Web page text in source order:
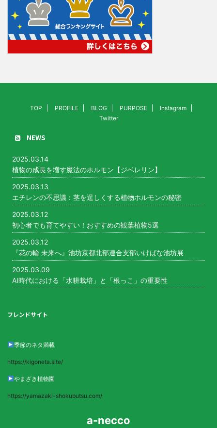
TOP PROFILE BLOG PURPOSE
Instagram
Twitter
NEWS
2025.03.14
植物の成長を増す魔法のホルモン【ジベレリン】
2025.03.13
エチレンの不思議：茎を逞しくする植物ホルモンの秘密
2025.03.12
初心者でも育てやすい！おすすめの観葉植物5選
2025.03.12
『花の輪 未来へ』池坊京都北部連合支部いけばな池坊展
2025.03.09
AI時代における「水耕栽培」と「根っこ」の重要性
フレンドサイト
季節のネタ満載
https://kigoneta.site/
やまざき植物園
https://yamazaki-shokubutsu.com/
a-necco